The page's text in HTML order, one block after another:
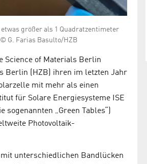
größer als 1 Quadratzentimeter
G. Farias Basulto/HZB
Science of Materials Berlin
Berlin (HZB) ihren im letzten Jahr
mit mehr als einen
für Solare Energiesysteme ISE
„Green Tables“)
Photovoltaik-
unterschiedlichen Bandlücken